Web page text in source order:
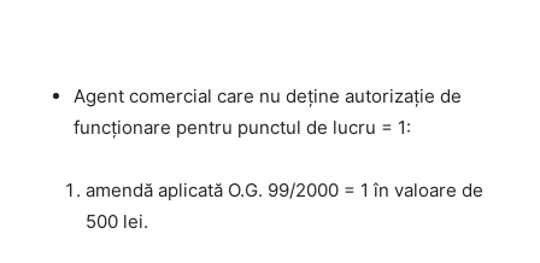
Agent comercial care nu deține autorizație de
funcționare pentru punctul de lucru = 1:
amendă aplicată O.G. 99/2000 = 1 în valoare de
500 lei.